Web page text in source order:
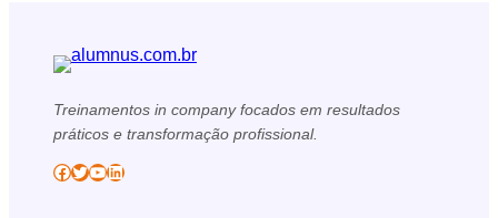
Treinamentos in company focados em resultados
práticos e transformação profissional.
Facebook Twitter YouTube LinkedIn